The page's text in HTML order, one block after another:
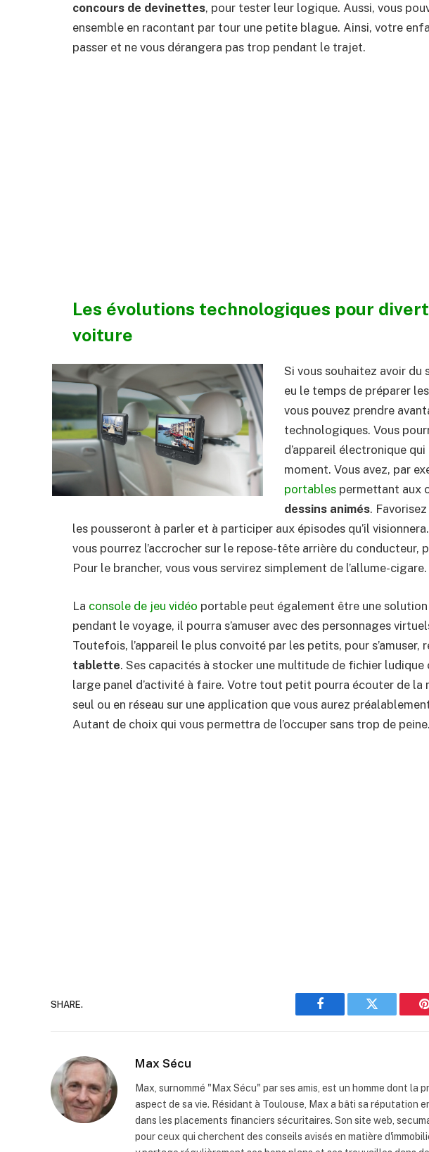
concours de devinettes, pour tester leur logique. Aussi, vous
ensemble en racontant par tour une petite blague. Ainsi, votre
passer et ne vous dérangera pas trop pendant le trajet.
Les évolutions technologiques pour
voiture
Si vous souhaitez avoir du
eu le temps de préparer
vous pouvez prendre
technologiques. Vous
d’appareil électronique
moment. Vous avez, par
portables permettant aux
dessins animés.
les pousseront à parler et à participer aux épisodes qu’il
vous pourrez l’accrocher sur le repose-tête arrière du conducteur,
Pour le brancher, vous vous servirez simplement de l’allume-cigare.
La console de jeu vidéo portable peut également être une
pendant le voyage, il pourra s’amuser avec des personnages
Toutefois, l’appareil le plus convoité par les petits, pour s’amuser,
tablette. Ses capacités à stocker une multitude de fichier
large panel d’activité à faire. Votre tout petit pourra écouter de la
seul ou en réseau sur une application que vous aurez
Autant de choix qui vous permettra de l’occuper sans trop de peine.
SHARE.
Facebook Twitter
Max Sécu
Max, surnommé "Max Sécu" par ses amis, est un homme dont
aspect de sa vie. Résidant à Toulouse, Max a bâti sa réputation
dans les placements financiers sécuritaires. Son site web,
pour ceux qui cherchent des conseils avisés en matière